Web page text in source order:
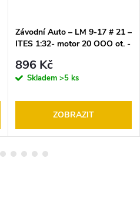
Závodní Auto – LM 9-17 # 21 –
ITES 1:32- motor 20 OOO ot. -
896 Kč
Skladem >5 ks
ZOBRAZIT